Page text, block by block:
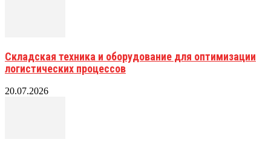
Складская техника и оборудование для оптимизации
логистических процессов
20.07.2026